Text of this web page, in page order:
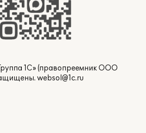
1С» (правопреемник ООО
websol@1c.ru